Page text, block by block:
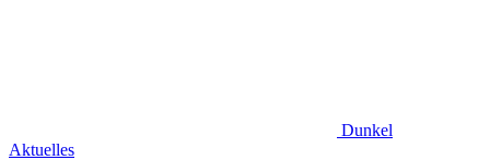
Dunkel
Aktuelles